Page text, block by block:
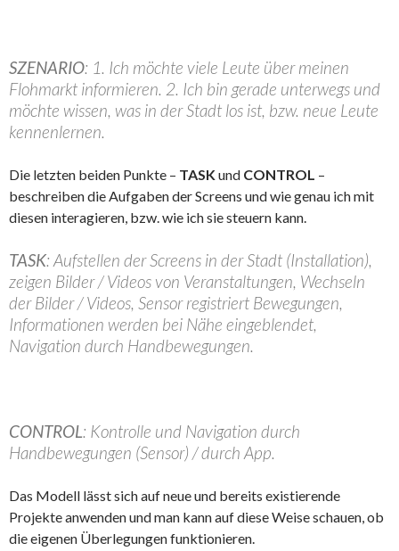
SZENARIO: 1. Ich möchte viele Leute über meinen
Flohmarkt informieren. 2. Ich bin gerade unterwegs und
möchte wissen, was in der Stadt los ist, bzw. neue Leute
kennenlernen.
Die letzten beiden Punkte – TASK und CONTROL –
beschreiben die Aufgaben der Screens und wie genau ich mit
diesen interagieren, bzw. wie ich sie steuern kann.
TASK: Aufstellen der Screens in der Stadt (Installation),
zeigen Bilder / Videos von Veranstaltungen, Wechseln
der Bilder / Videos, Sensor registriert Bewegungen,
Informationen werden bei Nähe eingeblendet,
Navigation durch Handbewegungen.
CONTROL: Kontrolle und Navigation durch
Handbewegungen (Sensor) / durch App.
Das Modell lässt sich auf neue und bereits existierende
Projekte anwenden und man kann auf diese Weise schauen, ob
die eigenen Überlegungen funktionieren.